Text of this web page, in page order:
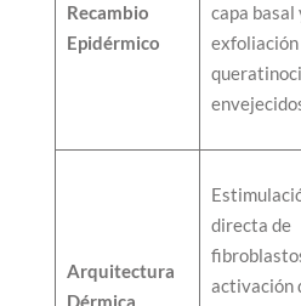
Recambio
Epidérmico
capa basal
exfoliación
Arquitectura
Dérmica
directa de
activación